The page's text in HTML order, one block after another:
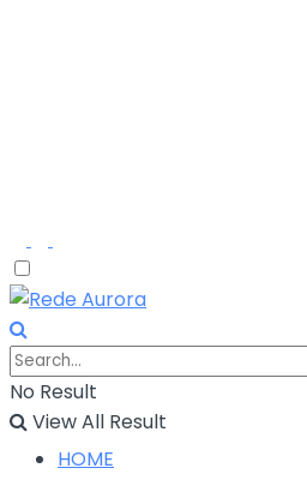
No Result
View All Result
HOME